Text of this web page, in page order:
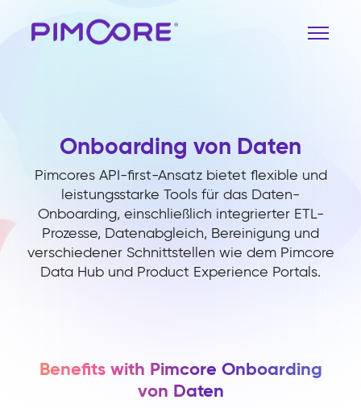
Onboarding von Daten
Pimcores API-first-Ansatz bietet flexible und
leistungsstarke Tools für das Daten-
Onboarding, einschließlich integrierter ETL-
Prozesse, Datenabgleich, Bereinigung und
verschiedener Schnittstellen wie dem Pimcore
Data Hub und Product Experience Portals.
Benefits with Pimcore Onboarding
von Daten